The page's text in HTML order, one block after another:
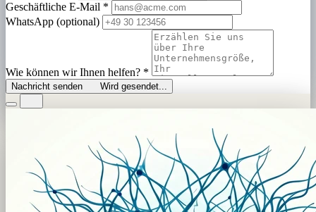
Geschäftliche E-Mail *
WhatsApp (optional)
Wie können wir Ihnen helfen? *
Nachricht senden Wird gesendet...